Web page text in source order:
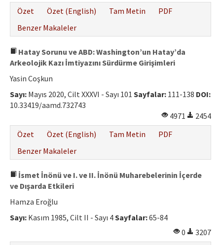
Özet
Özet (English) Tam Metin
PDF
Benzer Makaleler
Hatay Sorunu ve ABD: Washington’un Hatay’da
Arkeolojik Kazı İmtiyazını Sürdürme Girişimleri
Yasin Coşkun
Sayı: Mayıs 2020, Cilt XXXVI - Sayı 101 Sayfalar: 111-138 DOI:
10.33419/aamd.732743
4971
2454
Özet
Özet (English) Tam Metin
PDF
Benzer Makaleler
İsmet İnönü ve I. ve II. İnönü Muharebelerinin İçerde
ve Dışarda Etkileri
Hamza Eroğlu
Sayı: Kasım 1985, Cilt II - Sayı 4Sayfalar:65-84
0
3207